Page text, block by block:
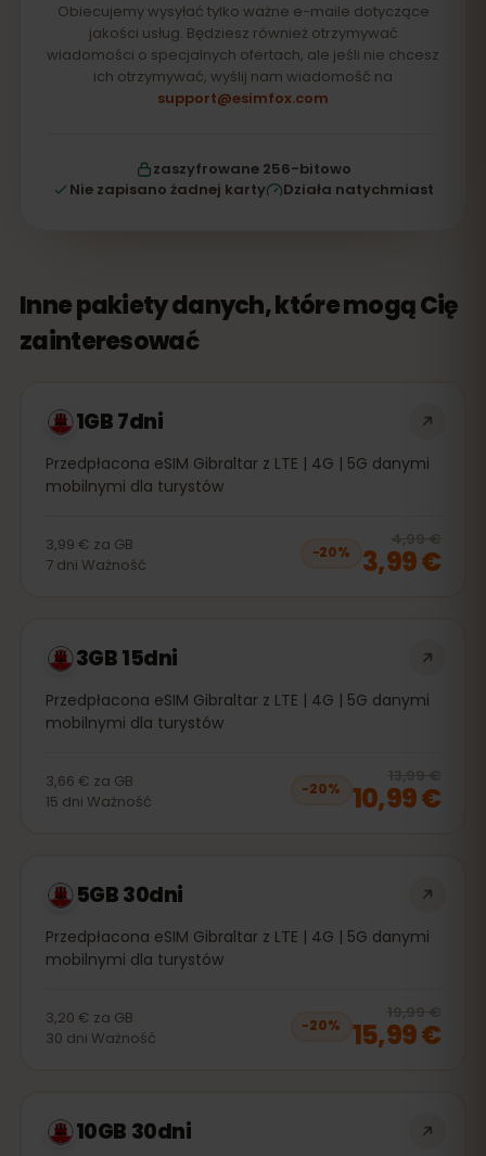
Obiecujemy wysyłać tylko ważne e-maile dotyczące
jakości usług. Będziesz również otrzymywać
wiadomości o specjalnych ofertach, ale jeśli nie chcesz
ich otrzymywać, wyślij nam wiadomość na
support@esimfox.com
zaszyfrowane 256-bitowo
Nie zapisano żadnej karty
Działa natychmiast
Inne pakiety danych, które mogą Cię
zainteresować
1GB 7dni
Przedpłacona eSIM Gibraltar z LTE | 4G | 5G danymi
mobilnymi dla turystów
3,99 € za GB
7 dni Ważność
−20%
4,99 €
3,99 €
3GB 15dni
Przedpłacona eSIM Gibraltar z LTE | 4G | 5G danymi
mobilnymi dla turystów
3,66 € za GB
15 dni Ważność
−20%
13,99 €
10,99 €
5GB 30dni
Przedpłacona eSIM Gibraltar z LTE | 4G | 5G danymi
mobilnymi dla turystów
3,20 € za GB
30 dni Ważność
−20%
19,99 €
15,99 €
10GB 30dni